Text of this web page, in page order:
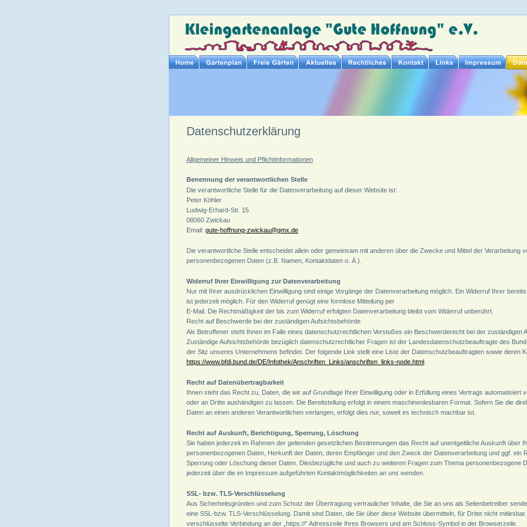
Datenschutzerklärung
Allgemeiner Hinweis und Pflichtinformationen
Benennung der verantwortlichen Stelle
Die verantwortliche Stelle für die Datenverarbeitung auf dieser Website ist:
Peter Köhler
Ludwig-Erhard-Str. 15
08060 Zwickau
Email: gute-hoffnung-zwickau@gmx.de
Die verantwortliche Stelle entscheidet allein oder gemeinsam mit anderen über die Zwecke und Mittel der Verarbeitung
personenbezogenen Daten (z.B. Namen, Kontaktdaten o. Ä.).
Widerruf Ihrer Einwilligung zur Datenverarbeitung
Nur mit Ihrer ausdrücklichen Einwilligung sind einige Vorgänge der Datenverarbeitung möglich. Ein Widerruf Ihrer
ist jederzeit möglich. Für den Widerruf genügt eine formlose Mitteilung per
E-Mail. Die Rechtmäßigkeit der bis zum Widerruf erfolgten Datenverarbeitung bleibt vom Widerruf unberührt.
Recht auf Beschwerde bei der zuständigen Aufsichtsbehörde
Als Betroffener steht Ihnen im Falle eines datenschutzrechtlichen Verstoßes ein Beschwerderecht bei der zuständigen
Zuständige Aufsichtsbehörde bezüglich datenschutzrechtlicher Fragen ist der Landesdatenschutzbeauftragte des
der Sitz unseres Unternehmens befindet. Der folgende Link stellt eine Liste der Datenschutzbeauftragten sowie deren
https://www.bfdi.bund.de/DE/Infothek/Anschriften_Links/anschriften_links-node.html
Recht auf Datenübertragbarkeit
Ihnen steht das Recht zu, Daten, die wir auf Grundlage Ihrer Einwilligung oder in Erfüllung eines Vertrags automatisiert
oder an Dritte aushändigen zu lassen. Die Bereitstellung erfolgt in einem maschinenlesbaren Format. Sofern Sie die
Daten an einen anderen Verantwortlichen verlangen, erfolgt dies nur, soweit es technisch machbar ist.
Recht auf Auskunft, Berichtigung, Sperrung, Löschung
Sie haben jederzeit im Rahmen der geltenden gesetzlichen Bestimmungen das Recht auf unentgeltliche Auskunft über
personenbezogenen Daten, Herkunft der Daten, deren Empfänger und den Zweck der Datenverarbeitung und ggf. ein
Sperrung oder Löschung dieser Daten. Diesbezügliche und auch zu weiteren Fragen zum Thema personenbezogene
jederzeit über die im Impressum aufgeführten Kontaktmöglichkeiten an uns wenden.
SSL- bzw. TLS-Verschlüsselung
Aus Sicherheitsgründen und zum Schutz der Übertragung vertraulicher Inhalte, die Sie an uns als Seitenbetreiber
eine SSL-bzw. TLS-Verschlüsselung. Damit sind Daten, die Sie über diese Website übermitteln, für Dritte nicht
verschlüsselte Verbindung an der „https://“ Adresszeile Ihres Browsers und am Schloss-Symbol in der Browserzeile.